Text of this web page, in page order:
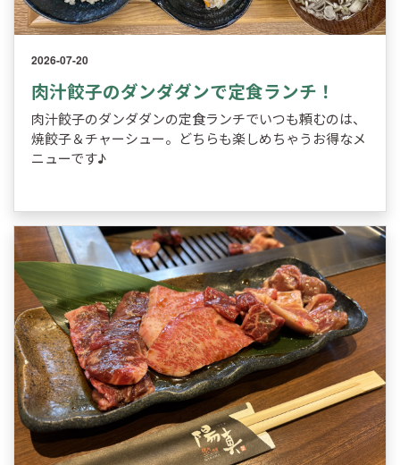
2026-07-20
肉汁餃子のダンダダンで定食ランチ！
肉汁餃子のダンダダンの定食ランチでいつも頼むのは、
焼餃子＆チャーシュー。どちらも楽しめちゃうお得なメ
ニューです♪